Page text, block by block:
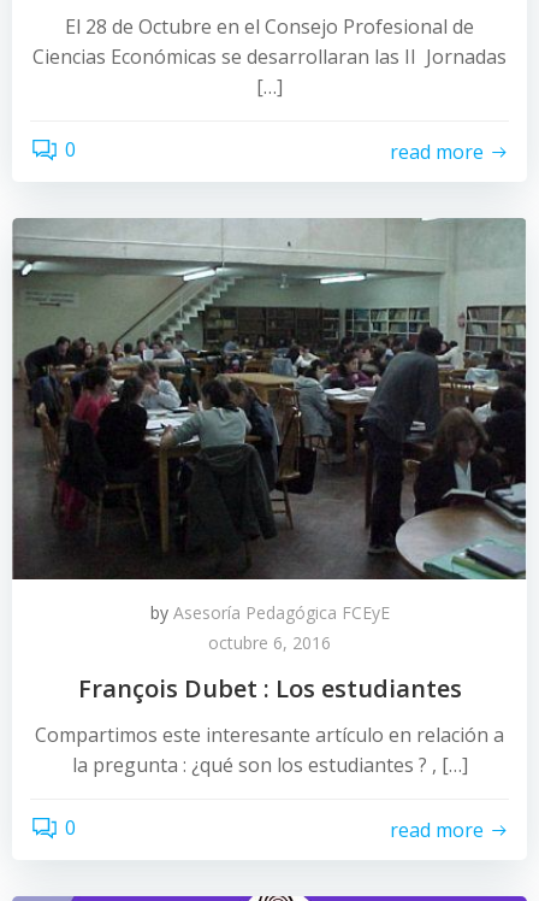
El 28 de Octubre en el Consejo Profesional de
Ciencias Económicas se desarrollaran las II Jornadas
[…]
0 read more
by Asesoría Pedagógica FCEyE
octubre 6, 2016
François Dubet : Los estudiantes
Compartimos este interesante artículo en relación a
la pregunta : ¿qué son los estudiantes ? , […]
0 read more